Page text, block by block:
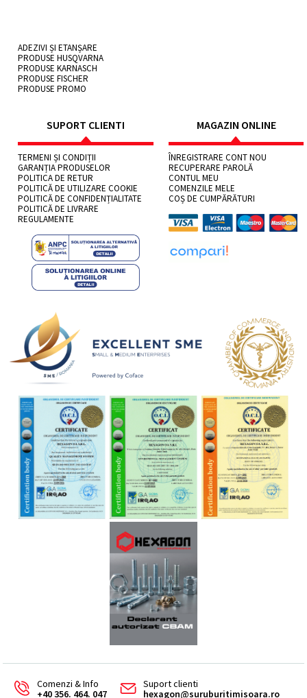
ADEZIVI ȘI ETANȘARE
PRODUSE HUSQVARNA
PRODUSE KARNASCH
PRODUSE FISCHER
PRODUSE PROMO
SUPORT CLIENTI
TERMENI ȘI CONDIȚII
GARANȚIA PRODUSELOR
POLITICA DE RETUR
POLITICĂ DE UTILIZARE COOKIE
POLITICĂ DE CONFIDENȚIALITATE
POLITICĂ DE LIVRARE
REGULAMENTE
MAGAZIN ONLINE
ÎNREGISTRARE CONT NOU
RECUPERARE PAROLĂ
CONTUL MEU
COMENZILE MELE
COȘ DE CUMPĂRĂTURI
Comenzi & Info
+40 356. 464. 047
Suport clienti
hexagon@suruburitimisoara.ro